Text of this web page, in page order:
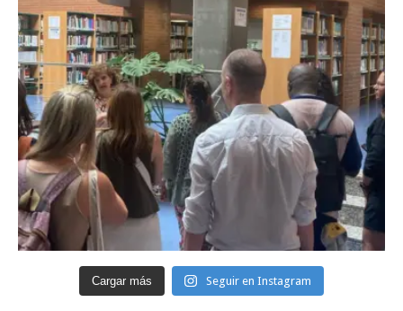
Cargar más Seguir en Instagram